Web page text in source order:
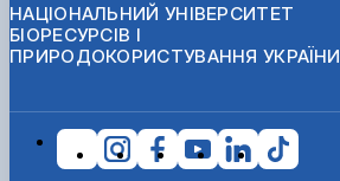
НАЦІОНАЛЬНИЙ УНІВЕРСИТЕТ
БІОРЕСУРСІВ І
ПРИРОДОКОРИСТУВАННЯ УКРАЇНИ